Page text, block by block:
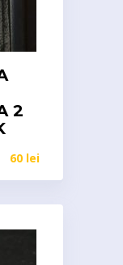
2
60 lei